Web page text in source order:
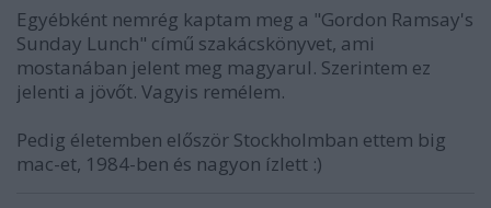
Egyébként nemrég kaptam meg a "Gordon Ramsay's
Sunday Lunch" című szakácskönyvet, ami
mostanában jelent meg magyarul. Szerintem ez
jelenti a jövőt. Vagyis remélem.
Pedig életemben először Stockholmban ettem big
mac-et, 1984-ben és nagyon ízlett :)